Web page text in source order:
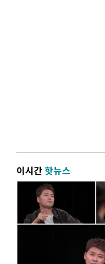
이시간핫뉴스